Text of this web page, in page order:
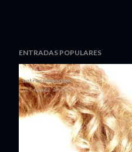
ENTRADAS POPULARES